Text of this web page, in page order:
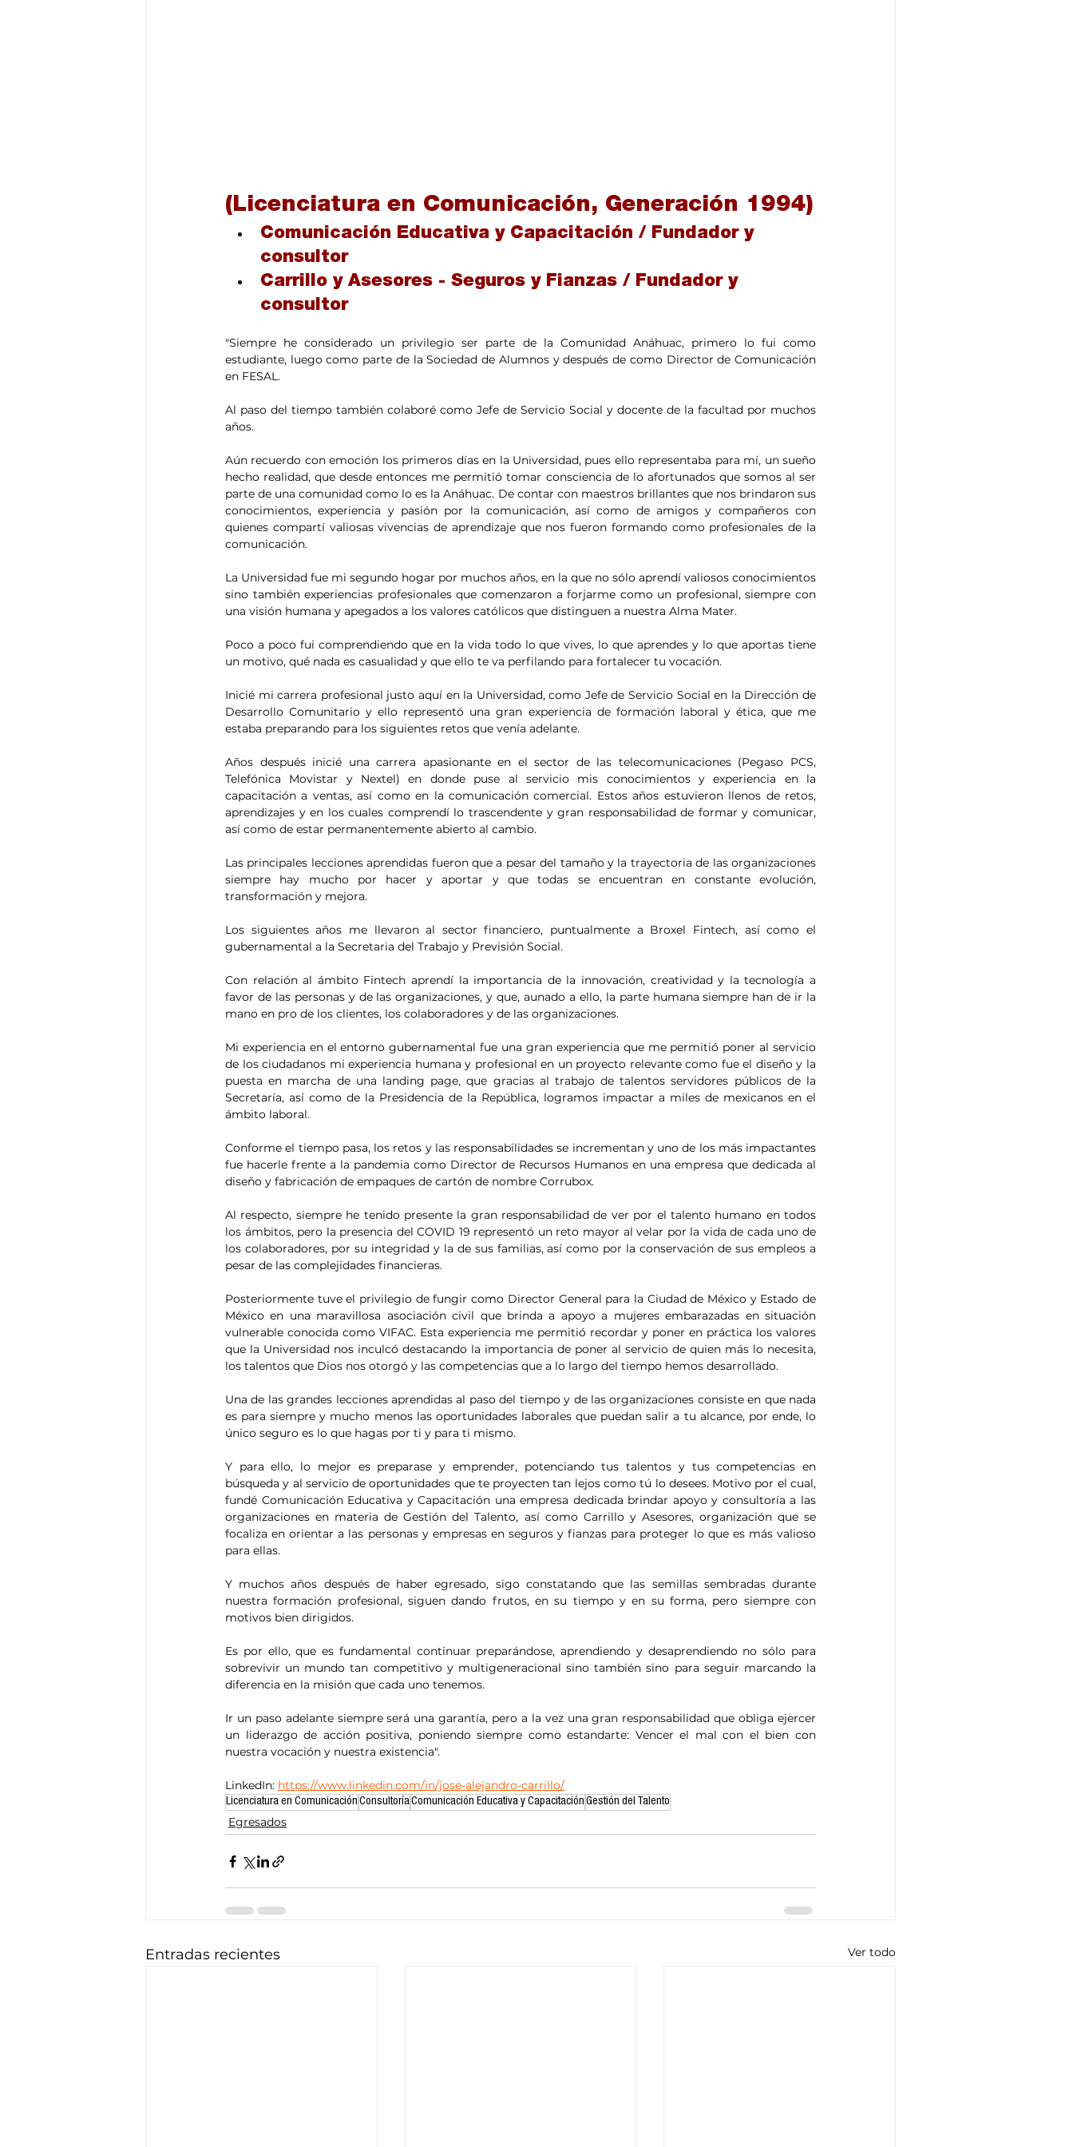
(Licenciatura en Comunicación, Generación 1994)
Comunicación Educativa y Capacitación / Fundador y
consultor
Carrillo y Asesores - Seguros y Fianzas / Fundador y
consultor
"Siempre he considerado un privilegio ser parte de la Comunidad Anáhuac, primero lo fui como
estudiante, luego como parte de la Sociedad de Alumnos y después de como Director de Comunicación
en FESAL.
Al paso del tiempo también colaboré como Jefe de Servicio Social y docente de la facultad por muchos
años.
Aún recuerdo con emoción los primeros días en la Universidad, pues ello representaba para mí, un sueño
hecho realidad, que desde entonces me permitió tomar consciencia de lo afortunados que somos al ser
parte de una comunidad como lo es la Anáhuac. De contar con maestros brillantes que nos brindaron sus
conocimientos, experiencia y pasión por la comunicación, así como de amigos y compañeros con
quienes compartí valiosas vivencias de aprendizaje que nos fueron formando como profesionales de la
comunicación.
La Universidad fue mi segundo hogar por muchos años, en la que no sólo aprendí valiosos conocimientos
sino también experiencias profesionales que comenzaron a forjarme como un profesional, siempre con
una visión humana y apegados a los valores católicos que distinguen a nuestra Alma Mater.
Poco a poco fui comprendiendo que en la vida todo lo que vives, lo que aprendes y lo que aportas tiene
un motivo, qué nada es casualidad y que ello te va perfilando para fortalecer tu vocación.
Inicié mi carrera profesional justo aquí en la Universidad, como Jefe de Servicio Social en la Dirección de
Desarrollo Comunitario y ello representó una gran experiencia de formación laboral y ética, que me
estaba preparando para los siguientes retos que venía adelante.
Años después inicié una carrera apasionante en el sector de las telecomunicaciones (Pegaso PCS,
Telefónica Movistar y Nextel) en donde puse al servicio mis conocimientos y experiencia en la
capacitación a ventas, así como en la comunicación comercial. Estos años estuvieron llenos de retos,
aprendizajes y en los cuales comprendí lo trascendente y gran responsabilidad de formar y comunicar,
así como de estar permanentemente abierto al cambio.
Las principales lecciones aprendidas fueron que a pesar del tamaño y la trayectoria de las organizaciones
siempre hay mucho por hacer y aportar y que todas se encuentran en constante evolución,
transformación y mejora.
Los siguientes años me llevaron al sector financiero, puntualmente a Broxel Fintech, así como el
gubernamental a la Secretaria del Trabajo y Previsión Social.
Con relación al ámbito Fintech aprendí la importancia de la innovación, creatividad y la tecnología a
favor de las personas y de las organizaciones, y que, aunado a ello, la parte humana siempre han de ir la
mano en pro de los clientes, los colaboradores y de las organizaciones.
Mi experiencia en el entorno gubernamental fue una gran experiencia que me permitió poner al servicio
de los ciudadanos mi experiencia humana y profesional en un proyecto relevante como fue el diseño y la
puesta en marcha de una landing page, que gracias al trabajo de talentos servidores públicos de la
Secretaría, así como de la Presidencia de la República, logramos impactar a miles de mexicanos en el
ámbito laboral.
Conforme el tiempo pasa, los retos y las responsabilidades se incrementan y uno de los más impactantes
fue hacerle frente a la pandemia como Director de Recursos Humanos en una empresa que dedicada al
diseño y fabricación de empaques de cartón de nombre Corrubox.
Al respecto, siempre he tenido presente la gran responsabilidad de ver por el talento humano en todos
los ámbitos, pero la presencia del COVID 19 representó un reto mayor al velar por la vida de cada uno de
los colaboradores, por su integridad y la de sus familias, así como por la conservación de sus empleos a
pesar de las complejidades financieras.
Posteriormente tuve el privilegio de fungir como Director General para la Ciudad de México y Estado de
México en una maravillosa asociación civil que brinda a apoyo a mujeres embarazadas en situación
vulnerable conocida como VIFAC. Esta experiencia me permitió recordar y poner en práctica los valores
que la Universidad nos inculcó destacando la importancia de poner al servicio de quien más lo necesita,
los talentos que Dios nos otorgó y las competencias que a lo largo del tiempo hemos desarrollado.
Una de las grandes lecciones aprendidas al paso del tiempo y de las organizaciones consiste en que nada
es para siempre y mucho menos las oportunidades laborales que puedan salir a tu alcance, por ende, lo
único seguro es lo que hagas por ti y para ti mismo.
Y para ello, lo mejor es preparase y emprender, potenciando tus talentos y tus competencias en
búsqueda y al servicio de oportunidades que te proyecten tan lejos como tú lo desees. Motivo por el cual,
fundé Comunicación Educativa y Capacitación una empresa dedicada brindar apoyo y consultoría a las
organizaciones en materia de Gestión del Talento, así como Carrillo y Asesores, organización que se
focaliza en orientar a las personas y empresas en seguros y fianzas para proteger lo que es más valioso
para ellas.
Y muchos años después de haber egresado, sigo constatando que las semillas sembradas durante
nuestra formación profesional, siguen dando frutos, en su tiempo y en su forma, pero siempre con
motivos bien dirigidos.
Es por ello, que es fundamental continuar preparándose, aprendiendo y desaprendiendo no sólo para
sobrevivir un mundo tan competitivo y multigeneracional sino también sino para seguir marcando la
diferencia en la misión que cada uno tenemos.
Ir un paso adelante siempre será una garantía, pero a la vez una gran responsabilidad que obliga ejercer
un liderazgo de acción positiva, poniendo siempre como estandarte: Vencer el mal con el bien con
nuestra vocación y nuestra existencia".
LinkedIn: https://www.linkedin.com/in/jose-alejandro-carrillo/
Licenciatura en Comunicación ConsultoríaComunicación Educativa y Capacitación Gestión del Talento
Egresados
Entradas recientes Ver todo